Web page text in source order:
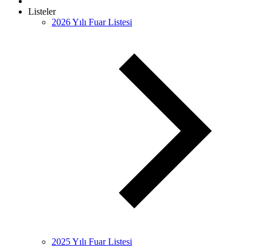
Listeler
2026 Yılı Fuar Listesi
2025 Yılı Fuar Listesi